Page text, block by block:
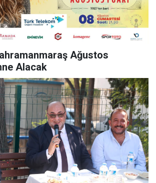
Ağustos
Alacak